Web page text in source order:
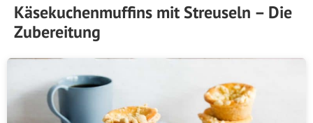
Käsekuchenmuffins mit Streuseln – Die
Zubereitung